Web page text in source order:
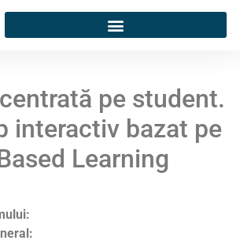
pe student.
interactiv bazat pe
Learning